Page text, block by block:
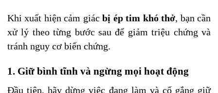
Khi xuất hiện cảm giácbị ép tim khó thở, bạn cần
xử lý theo từng bước sau để giảm triệu chứng và
tránh nguy cơ biến chứng.
1. Giữ bình tĩnh và ngừng mọi hoạt động
Đầu tiên, hãy dừng việc đang làm và cố gắng giữ